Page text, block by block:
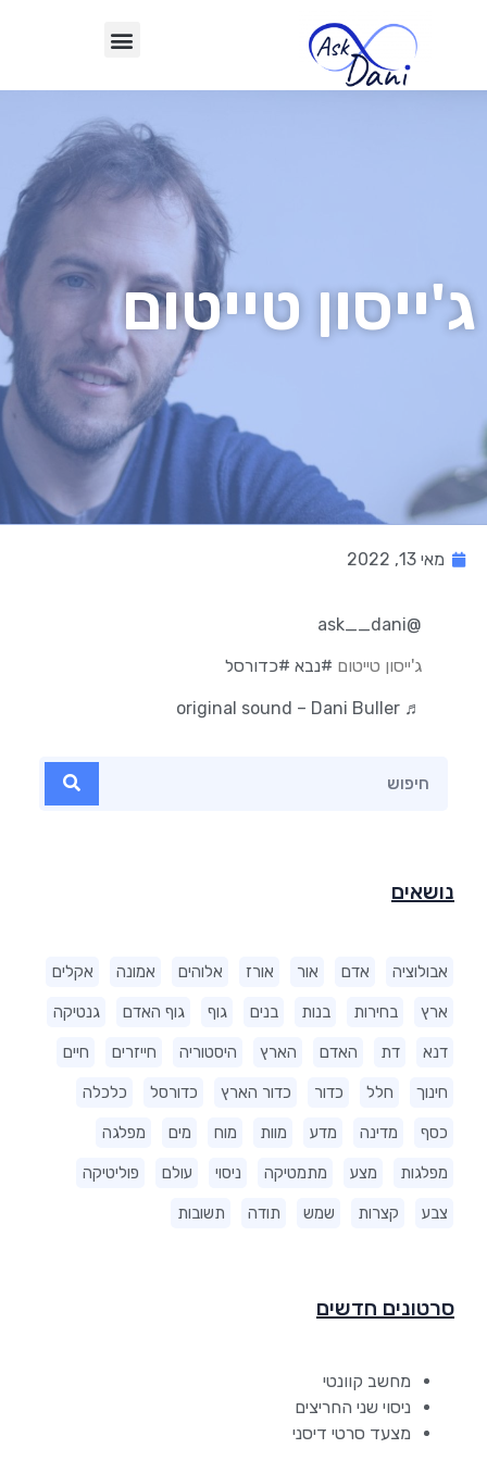
ג'ייסון טייטום
נושאים
אבולוציה אדם אור אורז אלוהים אמונה אקלים
ארץ בחירות בנות בנים גוף גוף האדם גנטיקה
דנא דת האדם הארץ היסטוריה חייזרים חיים
חינוך חלל כדור כדור הארץ כדורסל כלכלה
כסף מדינה מדע מוות מוח מים מפלגה
מפלגות מצע מתמטיקה ניסוי עולם פוליטיקה
צבע קצרות שמש תודה תשובות
סרטונים חדשים
מחשב קוונטי
ניסוי שני החריצים
מצעד סרטי דיסני
מאי 13, 2022
@ask__dani
ג'ייסון טייטום #נבא #כדורסל
♬ original sound – Dani Buller